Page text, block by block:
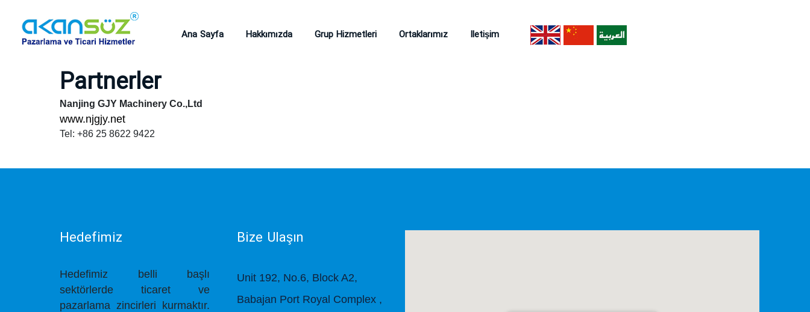
Ana Sayfa Hakkımızda Grup Hizmetleri Ortaklarımız Iletişim
Partnerler
Nanjing GJY Machinery Co.,Ltd
www.njgjy.net
Tel: +86 25 8622 9422
Hedefimiz
Hedefimiz belli başlı
sektörlerde ticaret ve
pazarlama zincirleri kurmaktır.
Bize Ulaşın
Unit 192, No.6, Block A2,
Babajan Port Royal Complex ,